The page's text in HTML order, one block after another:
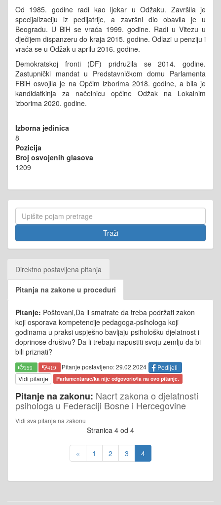
Od 1985. godine radi kao ljekar u Odžaku. Završila je
specijalizaciju iz pedijatrije, a završni dio obavila je u
Beogradu. U BiH se vraća 1999. godine. Radi u Vitezu u
dječijem dispanzeru do kraja 2015. godine. Odlazi u penziju i
vraća se u Odžak u aprilu 2016. godine.
Demokratskoj fronti (DF) pridružila se 2014. godine.
Zastupnički mandat u Predstavničkom domu Parlamenta
FBiH osvojila je na Općim izborima 2018. godine, a bila je
kandidatkinja za načelnicu općine Odžak na Lokalnim
izborima 2020. godine.
Izborna jedinica
8
Pozicija
Broj osvojenih glasova
1209
Direktno postavljena pitanja
Pitanja na zakone u proceduri
Pitanje: Poštovani,Da li smatrate da treba podržati zakon
koji osporava kompetencije pedagoga-psihologa koji
godinama u praksi uspješno bavljaju psihološku djelatnost i
doprinose društvu? Da li trebaju napustiti svoju zemlju da bi
bili priznati?
159 419 Pitanje postavljeno: 29.02.2024
Podijeli
Vidi pitanje
Parlamentarac/ka nije odgovorio/la na ovo pitanje.
Pitanje na zakonu: Nacrt zakona o djelatnosti
psihologa u Federaciji Bosne i Hercegovine
Vidi sva pitanja na zakonu
Stranica 4 od 4
« 1 2 3 4